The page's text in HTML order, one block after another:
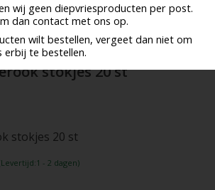
wij geen diepvriesproducten per post.
dan contact met ons op.
wilt bestellen, vergeet dan niet om
te bestellen.
stokjes 20 st
stokjes 20 st
- 2 dagen)